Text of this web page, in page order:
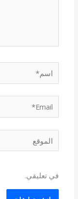
اسم*
Email*
الموقع
في تعليقي.